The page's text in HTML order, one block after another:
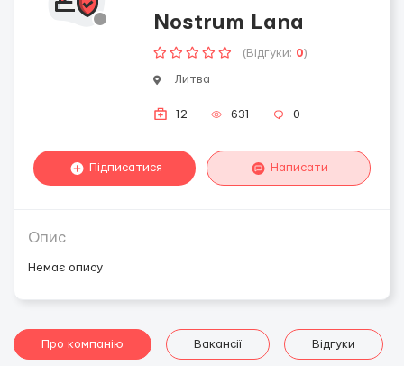
Nostrum Lana
(Відгуки: 0)
Литва
12 631 0
Підписатися Написати
Опис
Немає опису
Про компанію Вакансії Відгуки